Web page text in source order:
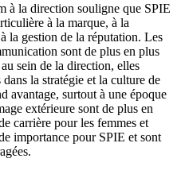
à la direction souligne que SPIE
à la marque, à la
la gestion de la réputation. Les
sont de plus en plus
sein de la direction, elles
la stratégie et la culture de
avantage, surtout à une époque
extérieure sont de plus en
carrière pour les femmes et
importance pour SPIE et sont